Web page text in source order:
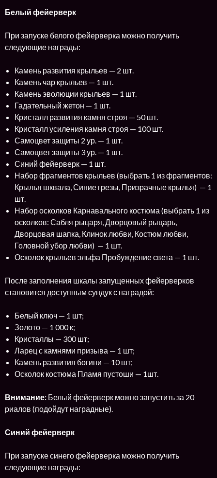
Белый фейерверк
При запуске белого фейерверка можно получить
следующие награды:
Камень развития крыльев — 2 шт.
Камень чар крыльев — 1 шт.
Камень эволюции крыльев — 1 шт.
Гадательный жетон — 1 шт.
Кристалл развития камня строя — 50 шт.
Кристалл усиления камня строя — 100 шт.
Самоцвет защиты 2 ур. — 1 шт.
Самоцвет защиты 3 ур. — 1 шт.
Синий фейерверк — 1 шт.
Набор фрагментов крыльев (выбрать 1 из фрагментов:
Крылья шквала, Синие грезы, Призрачные крылья) — 1
шт.
Набор осколков Карнавального костюма (выбрать 1 из
осколков: Сабля рыцаря, Дворцовый рыцарь,
Дворцовая шапка, Клинок любви, Костюм любви,
Головной убор любви) — 1 шт.
Осколок крыльев эльфа Пробуждение света — 1 шт.
После заполнения шкалы запущенных фейерверков
становится доступным сундук с наградой:
Белый ключ — 1 шт;
Золото — 1 000 к;
Кристаллы — 300 шт;
Ларец с камнями призыва — 1 шт;
Камень развития богини — 10 шт;
Осколок костюма Пламя пустоши — 1шт.
Внимание: Белый фейерверк можно запустить за 20
риалов (подойдут наградные).
Синий фейерверк
При запуске синего фейерверка можно получить
следующие награды: